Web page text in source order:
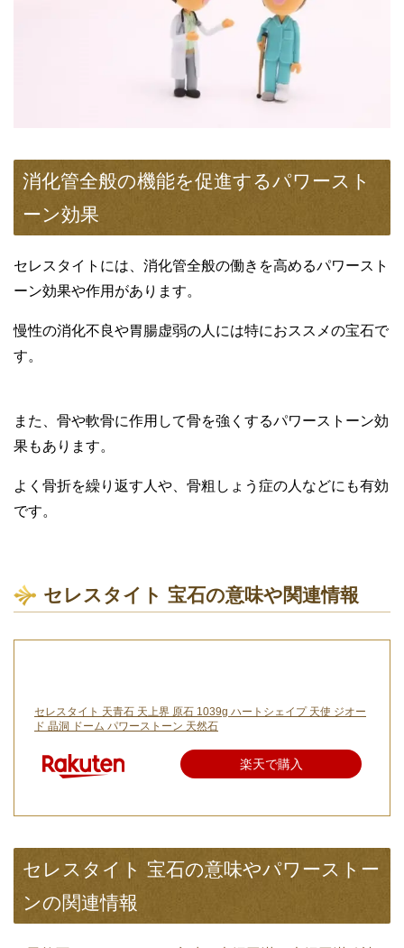
消化管全般の機能を促進するパワースト
ーン効果
セレスタイトには、消化管全般の働きを高めるパワースト
ーン効果や作用があります。
慢性の消化不良や胃腸虚弱の人には特におススメの宝石で
す。
また、骨や軟骨に作用して骨を強くするパワーストーン効
果もあります。
よく骨折を繰り返す人や、骨粗しょう症の人などにも有効
です。
セレスタイト 宝石の意味や関連情報
セレスタイト 天青石 天上界 原石 1039g ハートシェイプ 天使 ジオー
ド 晶洞 ドーム パワーストーン 天然石
楽天で購入
セレスタイト 宝石の意味やパワーストー
ンの関連情報